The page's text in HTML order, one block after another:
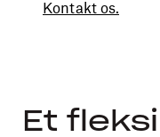
Kontakt os.
Et